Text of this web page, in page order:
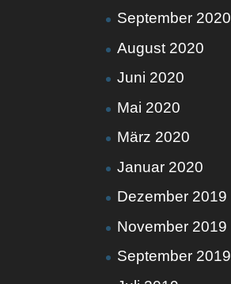
September 2020
August 2020
Juni 2020
Mai 2020
März 2020
Januar 2020
Dezember 2019
November 2019
September 2019